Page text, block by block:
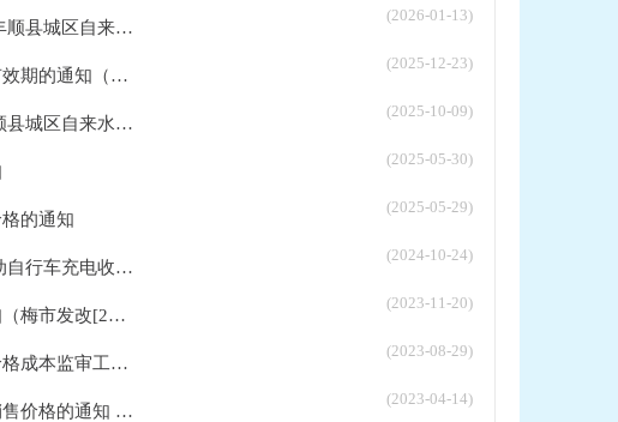
区自来水价...
(2026-01-13)
知（梅市发...
(2025-12-23)
自来水价格...
(2025-10-09)
(2025-05-30)
的通知
(2025-05-29)
充电收费行...
(2024-10-24)
市发改[202...
(2023-11-20)
审工作规程...
(2023-08-29)
的通知 丰发...
(2023-04-14)